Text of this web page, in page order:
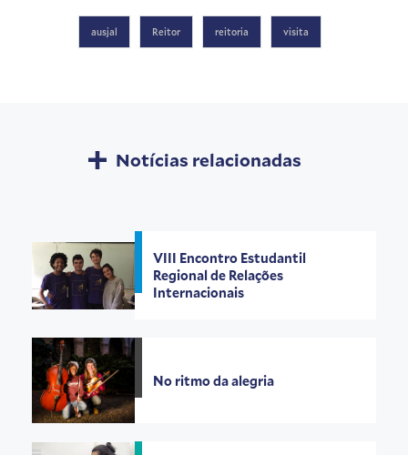
ausjal Reitor reitoria visita
Notícias relacionadas
VIII Encontro Estudantil
Regional de Relações
Internacionais
No ritmo da alegria